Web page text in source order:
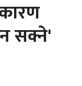
सक्ने'